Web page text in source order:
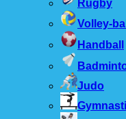
Rugby
Volley-ball
Handball
Judo